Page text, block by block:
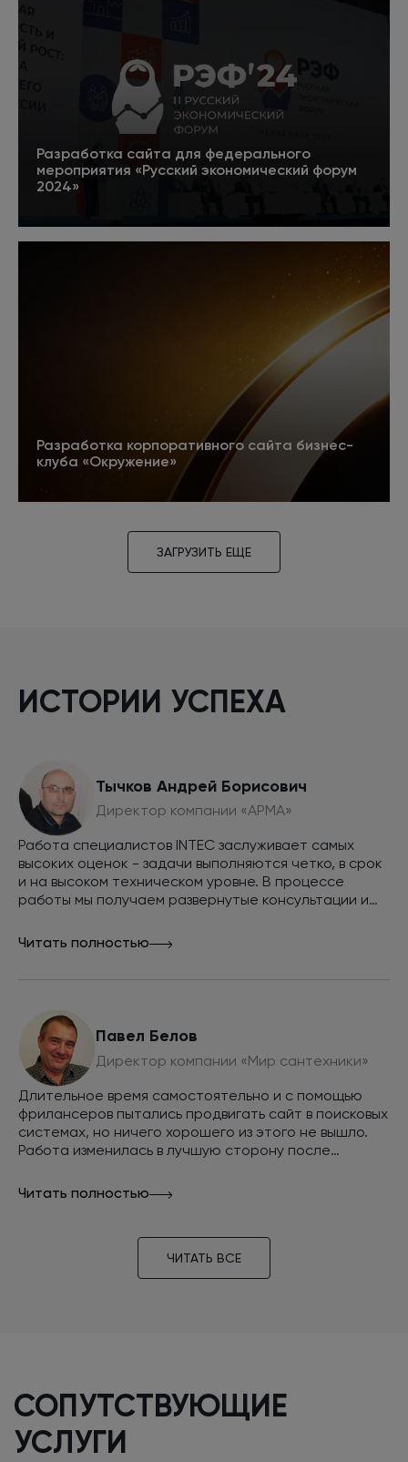
Link-менеджер
ресурса и конкурентов. Выполняет работы по
регистрации сайта в каталогах, размещению
поисковых системах. Ведет учет ссылок и
Разработка сайта для федерального
мероприятия «Русский экономический форум
2024»
Подробнее 5
Разработка корпоративного сайта бизнес-
клуба «Окружение»
Подробнее 5
ЗАГРУЗИТЬ ЕЩЕ
ИСТОРИИ УСПЕХА
Тычков Андрей Борисович
Директор компании «АРМА»
Работа специалистов INTEC заслуживает самых
высоких оценок - задачи выполняются четко, в срок
и на высоком техническом уровне. В процессе
работы мы получаем развернутые консультации и
сайт в топ выдачи поисковых систем Яндекс и
Google по всем интересующим нас запросам и
Читать полностью
Павел Белов
Директор компании «Мир сантехники»
Длительное время самостоятельно и с помощью
фрилансеров пытались продвигать сайт в поисковых
системах, но ничего хорошего из этого не вышло.
Работа изменилась в лучшую сторону после
непродолжительное время наш сайт занял верхние
позиции в поисковых системах, а наш интернет-
Читать полностью
ЧИТАТЬ ВСЕ
СОПУТСТВУЮЩИЕ
УСЛУГИ